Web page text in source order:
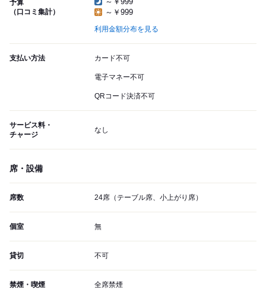
予算
（口コミ集計）
～￥999
利用金額分布を見る
支払い方法 カード不可
電子マネー不可
QRコード決済不可
サービス料・
チャージ
なし
席・設備
席数 24席（テーブル席、小上がり席）
個室 無
貸切 不可
禁煙・喫煙 全席禁煙